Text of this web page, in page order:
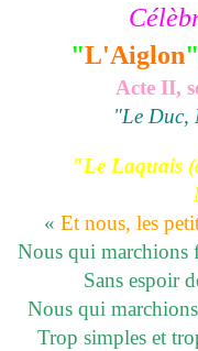
"L'Aiglon
Acte II,
"Le Duc,
"Le Laquais
« Et nous, les
Nous qui marchions
Sans espoir
Nous qui
Trop simples et